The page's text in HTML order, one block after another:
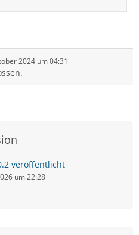
2024 um 04:31
veröffentlicht
um 22:28